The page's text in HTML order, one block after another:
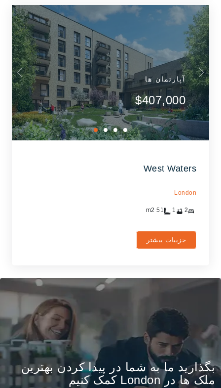
آپارتمان ها
$407,000
West Waters
London
2
1
51
جزییات بیشتر
بگذارید ما به شما در پیدا کردن بهترین
ملک ها در London کمک کنیم